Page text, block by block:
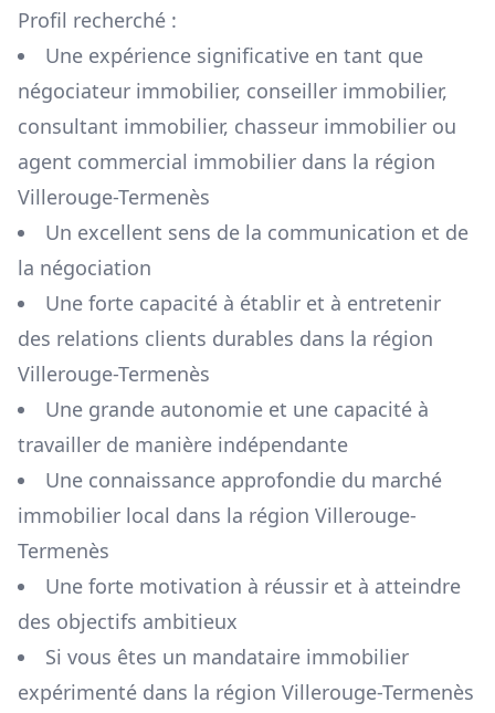
Profil recherché :
Une expérience significative en tant que
négociateur immobilier, conseiller immobilier,
consultant immobilier, chasseur immobilier ou
agent commercial immobilier dans la région
Villerouge-Termenès
Un excellent sens de la communication et de
la négociation
Une forte capacité à établir et à entretenir
des relations clients durables dans la région
Villerouge-Termenès
Une grande autonomie et une capacité à
travailler de manière indépendante
Une connaissance approfondie du marché
immobilier local dans la région Villerouge-
Termenès
Une forte motivation à réussir et à atteindre
des objectifs ambitieux
Si vous êtes un mandataire immobilier
expérimenté dans la région Villerouge-Termenès